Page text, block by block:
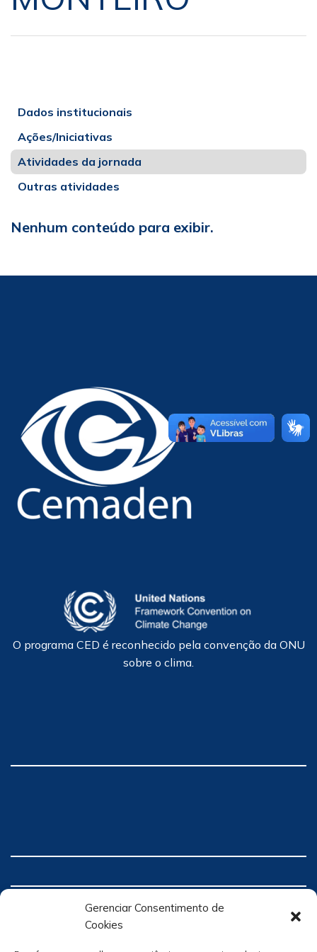
Gerenciar Consentimento de
Cookies
Dados institucionais
Ações/Iniciativas
Atividades da jornada
Outras atividades
Nenhum conteúdo para exibir.
O programa CED é reconhecido pela convenção da ONU
sobre o clima.